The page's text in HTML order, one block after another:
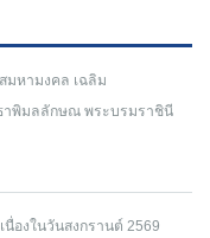
มหามงคล เฉลิม
าพิมลลักษณ พระบรมราชินี
องในวันสงกรานต์ 2569